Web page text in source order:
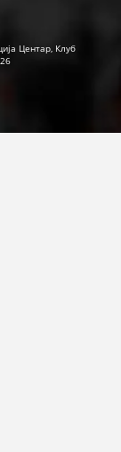
Центар, Клуб